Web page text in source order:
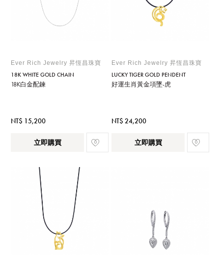
Ever Rich Jewelry 昇恆昌珠寶
18K WHITE GOLD CHAIN
18K白金配鍊
NT$ 15,200
立即購買
Ever Rich Jewelry 昇恆昌珠寶
LUCKY TIGER GOLD PENDENT
好運生肖黃金項墜-虎
NT$ 24,200
立即購買